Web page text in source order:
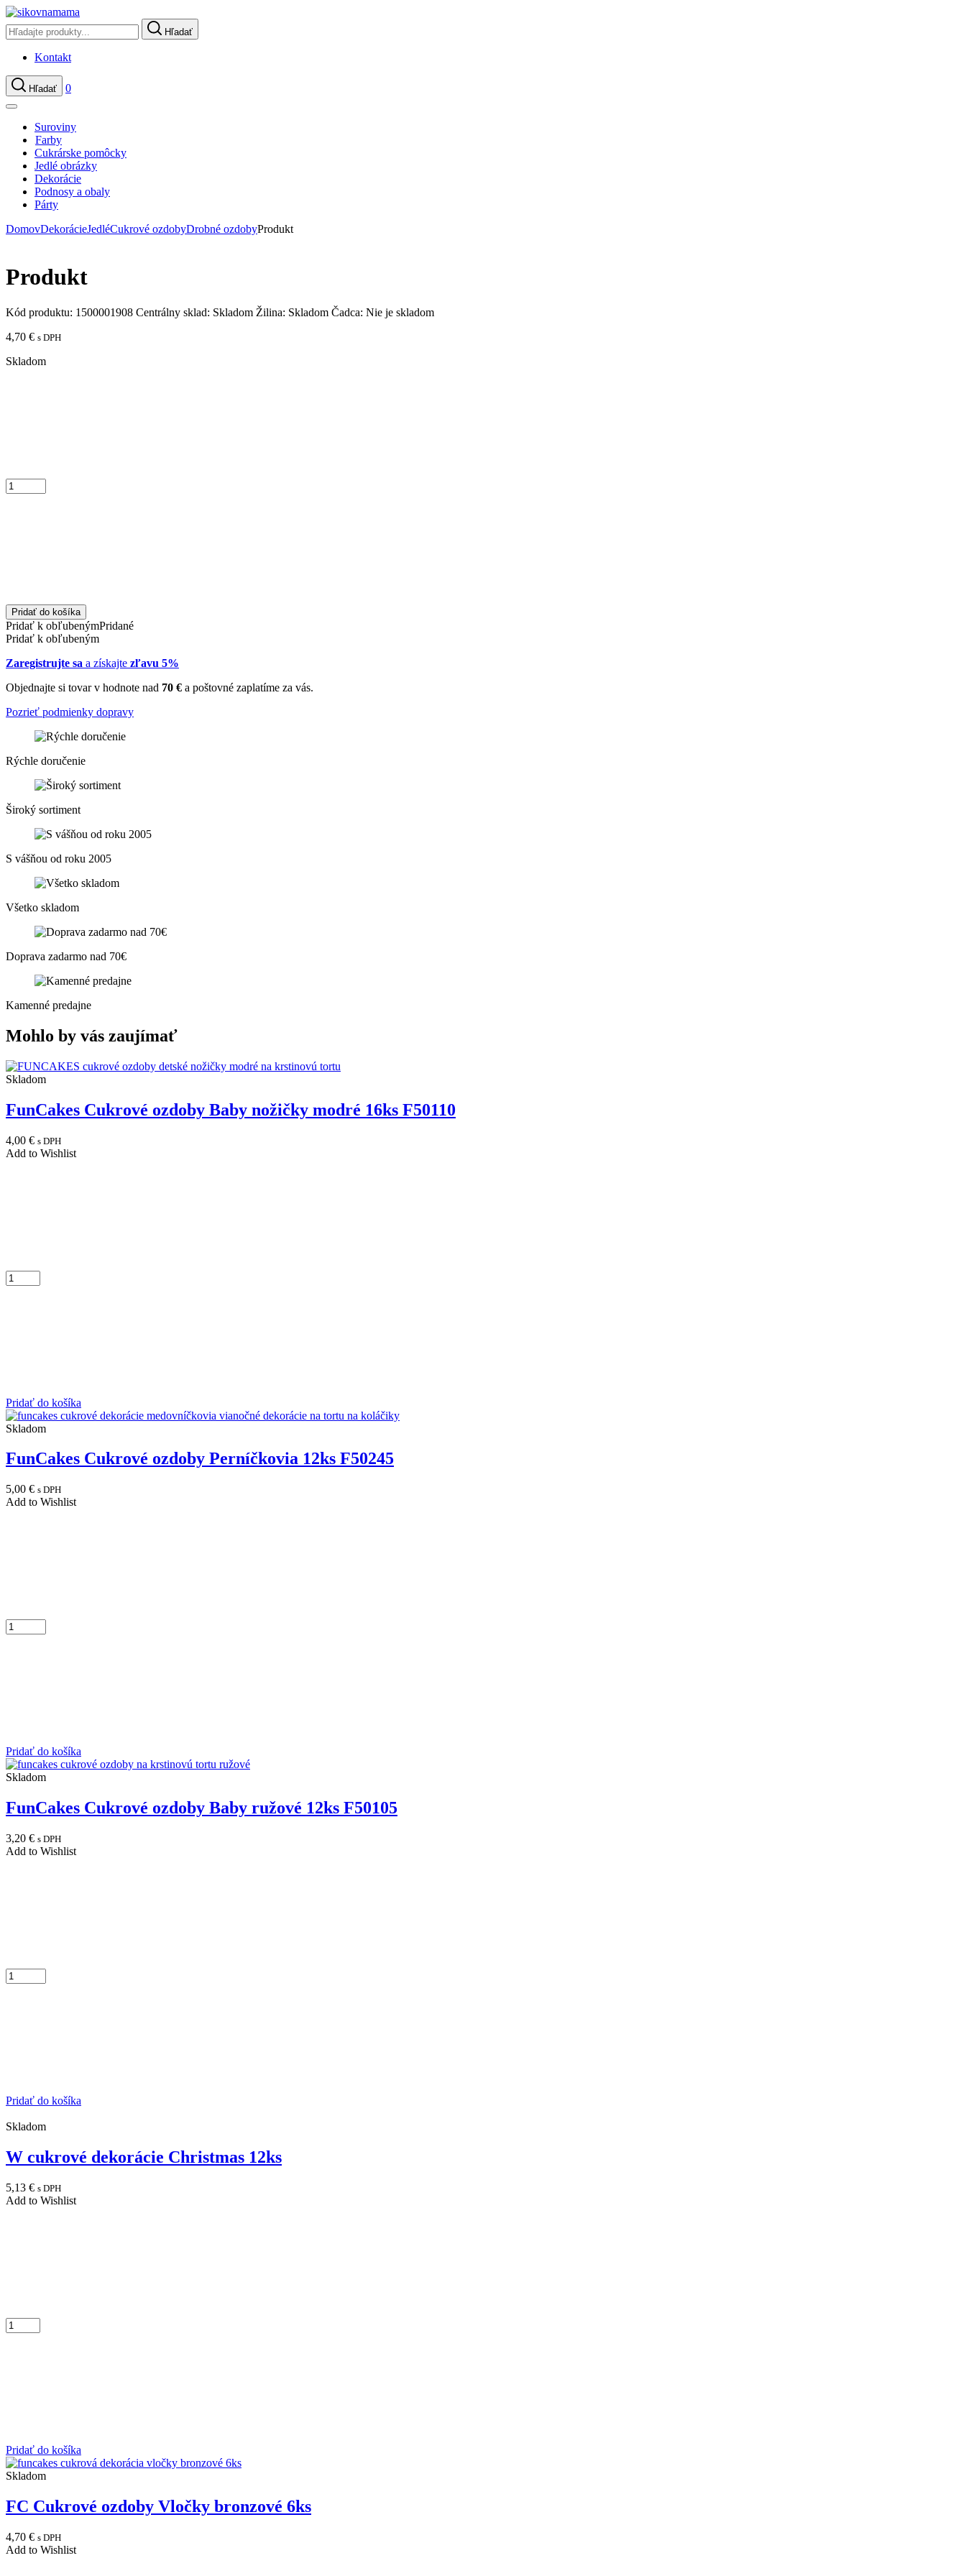
Hľadať
Kontakt
Hľadať 0
Suroviny
Farby
Cukrárske pomôcky
Jedlé obrázky
Dekorácie
Podnosy a obaly
Párty
DomovDekorácieJedléCukrové ozdobyDrobné ozdobyProdukt
Produkt
Kód produktu: 1500001908 Centrálny sklad: Skladom Žilina: Skladom Čadca: Nie je skladom
4,70 € s DPH
Skladom
Pridať do košíka
Pridať k obľubenýmPridané
Pridať k obľubeným
Zaregistrujte sa a získajte zľavu 5%
Objednajte si tovar v hodnote nad 70 € a poštovné zaplatíme za vás.
Pozrieť podmienky dopravy
Rýchle doručenie
Široký sortiment
S vášňou od roku 2005
Všetko skladom
Doprava zadarmo nad 70€
Kamenné predajne
Mohlo by vás zaujímať
Skladom
FunCakes Cukrové ozdoby Baby nožičky modré 16ks F50110
4,00 € s DPH
Add to Wishlist
Pridať do košíka
Skladom
FunCakes Cukrové ozdoby Perníčkovia 12ks F50245
5,00 € s DPH
Add to Wishlist
Pridať do košíka
Skladom
FunCakes Cukrové ozdoby Baby ružové 12ks F50105
3,20 € s DPH
Add to Wishlist
Pridať do košíka
Skladom
W cukrové dekorácie Christmas 12ks
5,13 € s DPH
Add to Wishlist
Pridať do košíka
Skladom
FC Cukrové ozdoby Vločky bronzové 6ks
4,70 € s DPH
Add to Wishlist